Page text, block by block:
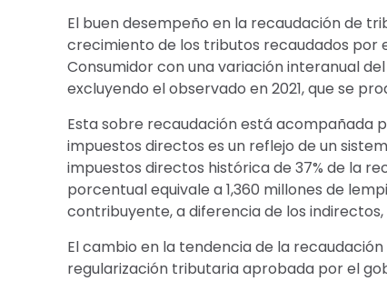
El buen desempeño en la recaudación de
crecimiento de los tributos recaudados por
Consumidor con una variación interanual
excluyendo el observado en 2021, que se
Esta sobre recaudación está acompañada
impuestos directos es un reflejo de un
impuestos directos histórica de 37% de la
porcentual equivale a 1,360 millones de
contribuyente, a diferencia de los
El cambio en la tendencia de la
regularización tributaria aprobada por el